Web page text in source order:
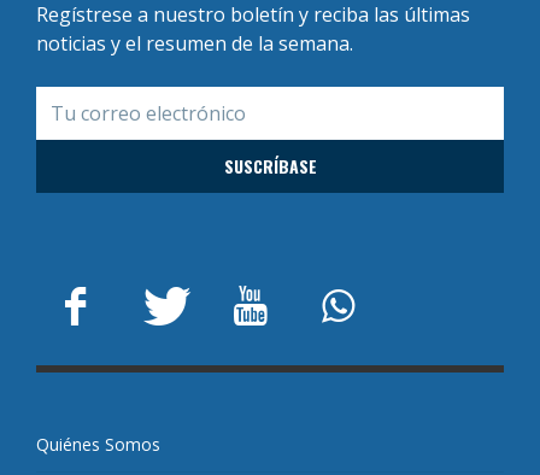
Regístrese a nuestro boletín y reciba las últimas
noticias y el resumen de la semana.
Quiénes Somos